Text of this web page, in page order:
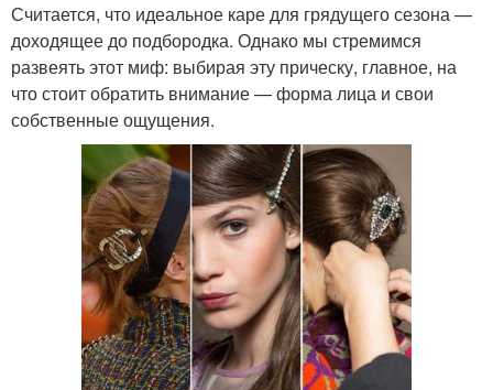
Считается, что идеальное каре для грядущего сезона —
доходящее до подбородка. Однако мы стремимся
развеять этот миф: выбирая эту прическу, главное, на
что стоит обратить внимание — форма лица и свои
собственные ощущения.